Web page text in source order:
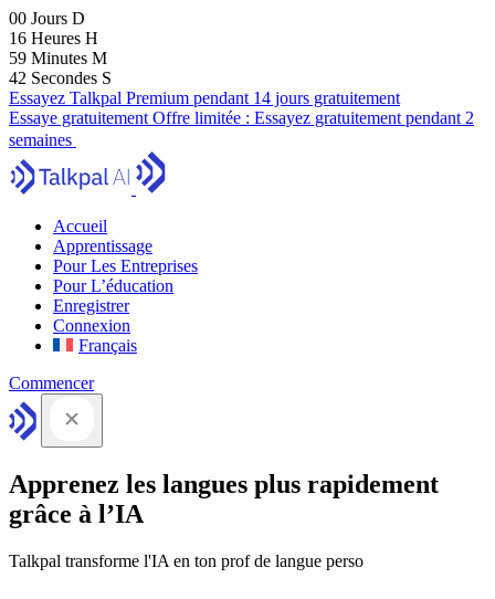
00 Jours D
16 Heures H
59 Minutes M
41 Secondes S
Essayez Talkpal Premium pendant 14 jours gratuitement
Essaye gratuitement Offre limitée : Essayez gratuitement pendant 2
semaines
Accueil
Apprentissage
Pour Les Entreprises
Pour L’éducation
Enregistrer
Connexion
Français
Commencer
Apprenez les langues plus rapidement
grâce à l’IA
Talkpal transforme l'IA en ton prof de langue perso